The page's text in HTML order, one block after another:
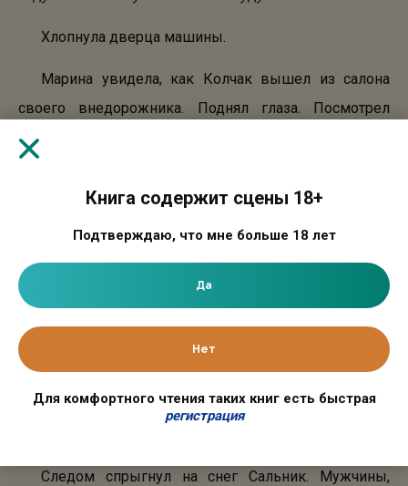
Хлопнула дверца машины.
Марина увидела, как Колчак вышел из салона
своего внедорожника. Поднял глаза. Посмотрел
прямо в её окно.
Она почти была уверена, как увидела: уголок его
губ дрогнул.
У хищников бывает такая — самодовольная,
уверенная. Мышь никуда не денется. Она у него
Следом спрыгнул на снег Сальник. Мужчины,
Книга содержит сцены 18+
Подтверждаю, что мне больше 18 лет
Да
Нет
Для комфортного чтения таких книг есть быстрая
регистрация